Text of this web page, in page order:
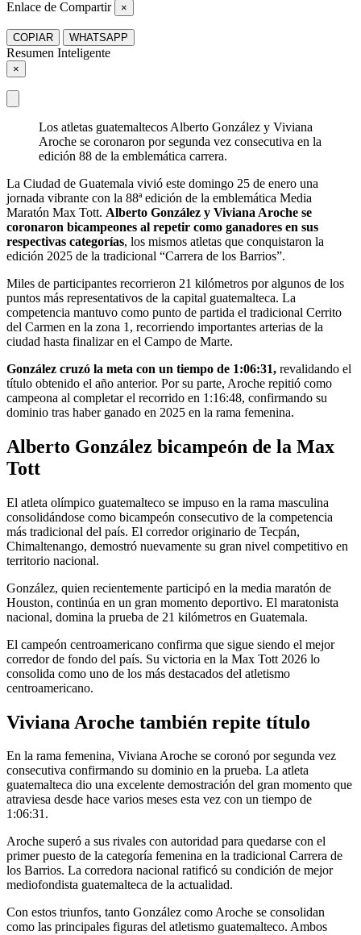
Enlace de Compartir ×
COPIAR WHATSAPP
Resumen Inteligente
×
Los atletas guatemaltecos Alberto González y Viviana
Aroche se coronaron por segunda vez consecutiva en la
edición 88 de la emblemática carrera.
La Ciudad de Guatemala vivió este domingo 25 de enero una
jornada vibrante con la 88ª edición de la emblemática Media
Maratón Max Tott. Alberto González y Viviana Aroche se
coronaron bicampeones al repetir como ganadores en sus
respectivas categorías, los mismos atletas que conquistaron la
edición 2025 de la tradicional “Carrera de los Barrios”.
Miles de participantes recorrieron 21 kilómetros por algunos de los
puntos más representativos de la capital guatemalteca. La
competencia mantuvo como punto de partida el tradicional Cerrito
del Carmen en la zona 1, recorriendo importantes arterias de la
ciudad hasta finalizar en el Campo de Marte.
González cruzó la meta con un tiempo de 1:06:31, revalidando el
título obtenido el año anterior. Por su parte, Aroche repitió como
campeona al completar el recorrido en 1:16:48, confirmando su
dominio tras haber ganado en 2025 en la rama femenina.
Alberto González bicampeón de la Max
Tott
El atleta olímpico guatemalteco se impuso en la rama masculina
consolidándose como bicampeón consecutivo de la competencia
más tradicional del país. El corredor originario de Tecpán,
Chimaltenango, demostró nuevamente su gran nivel competitivo en
territorio nacional.
González, quien recientemente participó en la media maratón de
Houston, continúa en un gran momento deportivo. El maratonista
nacional, domina la prueba de 21 kilómetros en Guatemala.
El campeón centroamericano confirma que sigue siendo el mejor
corredor de fondo del país. Su victoria en la Max Tott 2026 lo
consolida como uno de los más destacados del atletismo
centroamericano.
Viviana Aroche también repite título
En la rama femenina, Viviana Aroche se coronó por segunda vez
consecutiva confirmando su dominio en la prueba. La atleta
guatemalteca dio una excelente demostración del gran momento que
atraviesa desde hace varios meses esta vez con un tiempo de
1:06:31.
Aroche superó a sus rivales con autoridad para quedarse con el
primer puesto de la categoría femenina en la tradicional Carrera de
los Barrios. La corredora nacional ratificó su condición de mejor
mediofondista guatemalteca de la actualidad.
Con estos triunfos, tanto González como Aroche se consolidan
como las principales figuras del atletismo guatemalteco. Ambos